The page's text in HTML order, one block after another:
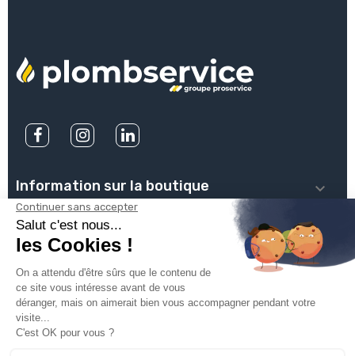
Information sur la boutique 
PLOMBSERVICE 
INFOS PRATIQUES 
VOTRE COMPTE 